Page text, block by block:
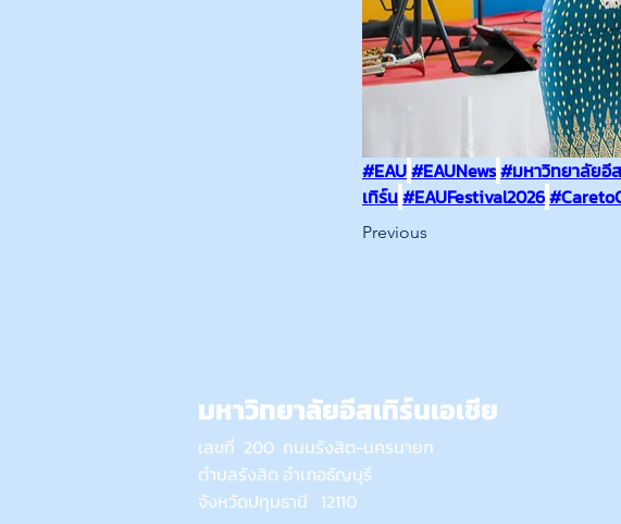
#EAU#EAUNews#มหาวิทยาลัยอีส
เทิร์น#EAUFestival2026
Previous
มหาวิทยาลัยอีสเทิร์นเอเชีย
เลขที่ 200 ถนนรังสิต-นครนายก
ตำบลรังสิต อำเภอธัญบุรี
จังหวัดปทุมธานี 12110